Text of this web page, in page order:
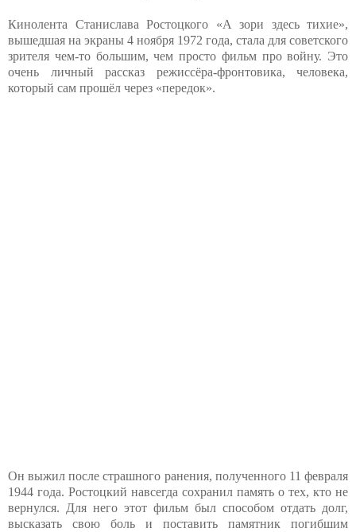
Кинолента Станислава Ростоцкого «А зори здесь тихие»,
вышедшая на экраны 4 ноября 1972 года, стала для советского
зрителя чем-то большим, чем просто фильм про войну. Это
очень личный рассказ режиссёра-фронтовика, человека,
который сам прошёл через «передок».
Он выжил после страшного ранения, полученного 11 февраля
1944 года. Ростоцкий навсегда сохранил память о тех, кто не
вернулся. Для него этот фильм был способом отдать долг,
высказать свою боль и поставить памятник погибшим